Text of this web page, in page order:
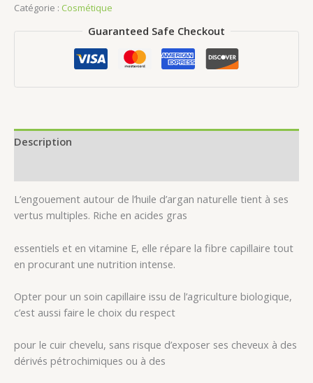
Catégorie : Cosmétique
Guaranteed Safe Checkout
Description
L’engouement autour de l’huile d’argan naturelle tient à ses
vertus multiples. Riche en acides gras
essentiels et en vitamine E, elle répare la fibre capillaire tout
en procurant une nutrition intense.
Opter pour un soin capillaire issu de l’agriculture biologique,
c’est aussi faire le choix du respect
pour le cuir chevelu, sans risque d’exposer ses cheveux à des
dérivés pétrochimiques ou à des